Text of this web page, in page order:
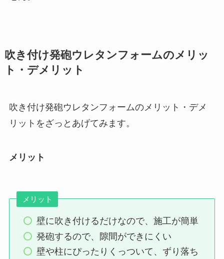
吹き付け発砲ウレタンフォームのメリッ
ト・デメリット
吹き付け発砲ウレタンフォームのメリット・デメ
リットをざっとあげてみます。
メリット
メリット
壁に吹き付けるだけなので、施工が簡単
発砲するので、隙間ができにくい
壁や柱にぴったりくっついて、ずり落ち